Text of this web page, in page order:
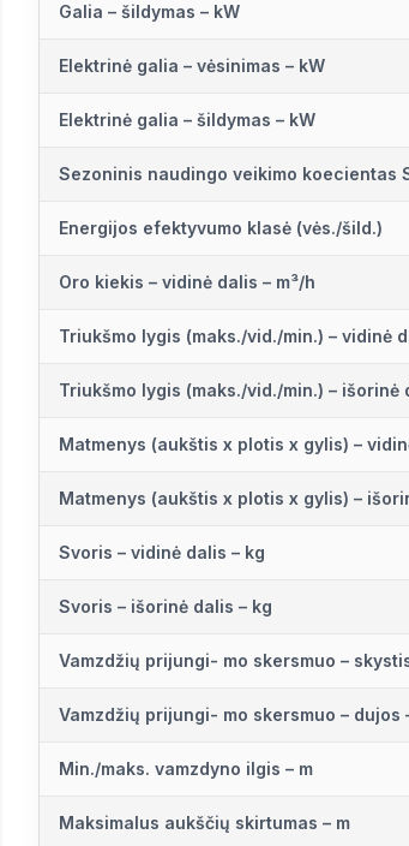
Galia – šildymas – kW
Elektrinė galia – vėsinimas – kW
Elektrinė galia – šildymas – kW
Sezoninis naudingo veikimo koecientas
Energijos efektyvumo klasė (vės./šild.)
Oro kiekis – vidinė dalis – m³/h
Triukšmo lygis (maks./vid./min.) – vidinė
Triukšmo lygis (maks./vid./min.) – išorinė
Matmenys (aukštis x plotis x gylis) –
Matmenys (aukštis x plotis x gylis) –
Svoris – vidinė dalis – kg
Svoris – išorinė dalis – kg
Vamzdžių prijungi- mo skersmuo –
Vamzdžių prijungi- mo skersmuo – dujos
Min./maks. vamzdyno ilgis – m
Maksimalus aukščių skirtumas – m